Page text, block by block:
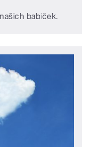
babiček.